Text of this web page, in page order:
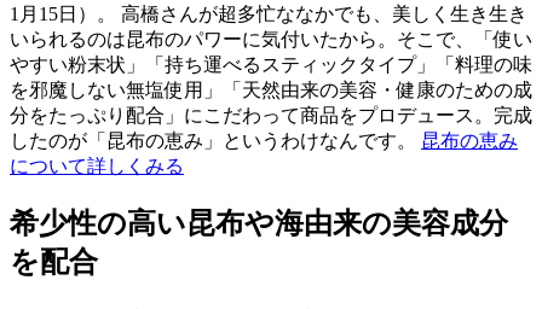
1月15日）。 高橋さんが超多忙ななかでも、美しく生き生き
いられるのは昆布のパワーに気付いたから。そこで、「使い
やすい粉末状」「持ち運べるスティックタイプ」「料理の味
を邪魔しない無塩使用」「天然由来の美容・健康のための成
分をたっぷり配合」にこだわって商品をプロデュース。完成
したのが「昆布の恵み」というわけなんです。 昆布の恵み
について詳しくみる
希少性の高い昆布や海由来の美容成分
を配合